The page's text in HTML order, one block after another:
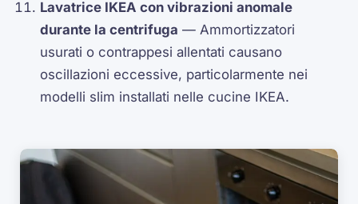
Lavatrice IKEA con vibrazioni anomale
durante la centrifuga — Ammortizzatori
usurati o contrappesi allentati causano
oscillazioni eccessive, particolarmente nei
modelli slim installati nelle cucine IKEA.